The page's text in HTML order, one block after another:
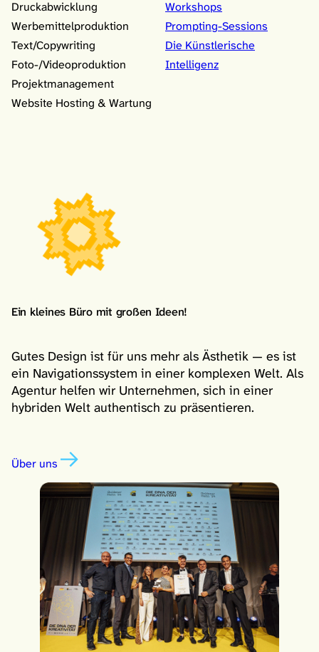
Druckabwicklung
Werbemittelproduktion
Text/Copywriting
Foto-/Videoproduktion
Projektmanagement
Website Hosting & Wartung
Workshops
Prompting-Sessions
Die Künstlerische
Intelligenz
Ein kleines Büro mit großen Ideen!
Gutes Design ist für uns mehr als Ästhetik — es ist
ein Navigationssystem in einer komplexen Welt. Als
Agentur helfen wir Unternehmen, sich in einer
hybriden Welt authentisch zu präsentieren.
Über uns